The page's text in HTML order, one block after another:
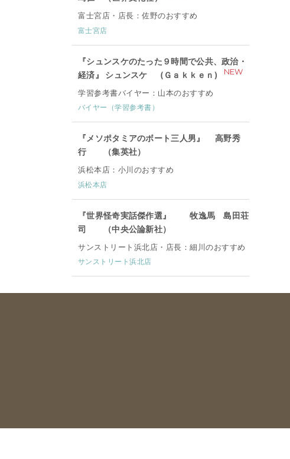
富士宮店・店長：佐野のおすすめ
富士宮店
『シュンスケのたった９時間で公共、政治・
経済』 シュンスケ (Ｇａｋｋｅｎ)
NEW
学習参考書バイヤー：山本のおすすめ
バイヤー（学習参考書）
『メソポタミアのボート三人男』 高野秀
行 （集英社）
浜松本店：小川のおすすめ
浜松本店
『世界怪奇実話傑作選』 牧逸馬 島田荘
司 （中央公論新社）
サンストリート浜北店・店長：細川のおすすめ
サンストリート浜北店